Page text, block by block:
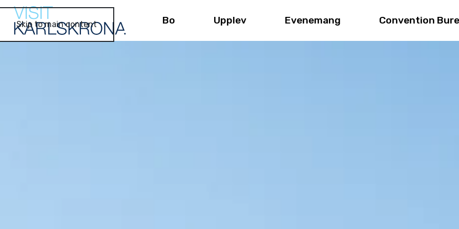
Skip to main content Bo Upplev Evenemang Convention